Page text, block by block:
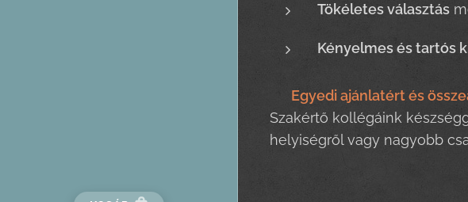
Tökéletes választás
Kényelmes és tartós
Egyedi ajánlatért és
Szakértő kollégáink
helyiségről vagy nagyobb